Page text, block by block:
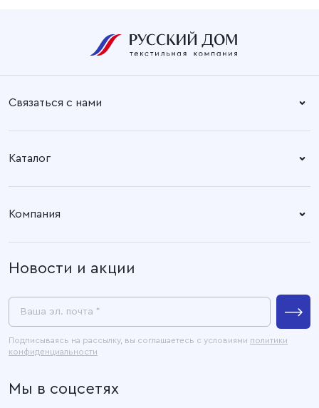
Связаться с нами
+7 (4932) 58-14-67
Время работы:
Пн. – Пт: 8.30 – 17.00
Адрес офиса:
Каталог
Компания
Пресс-центр
Контакты
Карта сайта
Новости и акции
Ваша эл. почта *
Подписываясь на рассылку, вы соглашаетесь с условиями политики
конфиденциальности
Мы в соцсетях